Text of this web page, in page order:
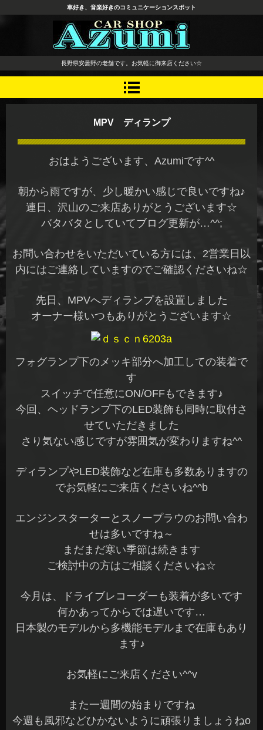
長野県 安曇野市 タイヤ ホ
イール デッドニング カーオ
ーディオ レカロシート
車好き、音楽好きのコミュニケーションスポット
長野県安曇野の老舗です。お気軽に御来店ください☆
MPV ディランプ
おはようございます、Azumiです^^
朝から雨ですが、少し暖かい感じで良いですね♪
連日、沢山のご来店ありがとうございます☆
バタバタとしていてブログ更新が…^^;
お問い合わせをいただいている方には、2営業日以
内にはご連絡していますのでご確認くださいね☆
先日、MPVへディランプを設置しました
オーナー様いつもありがとうございます☆
フォグランプ下のメッキ部分へ加工しての装着で
す
スイッチで任意にON/OFFもできます♪
今回、ヘッドランプ下のLED装飾も同時に取付さ
せていただきました
さり気ない感じですが雰囲気が変わりますね^^
ディランプやLED装飾など在庫も多数ありますの
でお気軽にご来店くださいね^^b
エンジンスターターとスノープラウのお問い合わ
せは多いですね～
まだまだ寒い季節は続きます
ご検討中の方はご相談くださいね☆
今月は、ドライブレコーダーも装着が多いです
何かあってからでは遅いです…
日本製のモデルから多機能モデルまで在庫もあり
ます♪
お気軽にご来店ください^^v
また一週間の始まりですね
今週も風邪などひかないように頑張りましょうねo